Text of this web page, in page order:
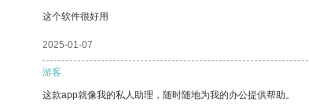
这个软件很好用
2025-01-07
游客
这款app就像我的私人助理，随时随地为我的办公提供帮助。